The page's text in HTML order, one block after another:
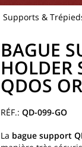
Supports &
BAGUE
HOLDER
QDOS OR
QD-099-GO
La bague support